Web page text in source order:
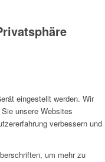
eingestellt werden. Wir
unsere Websites
verbessern und
um mehr zu